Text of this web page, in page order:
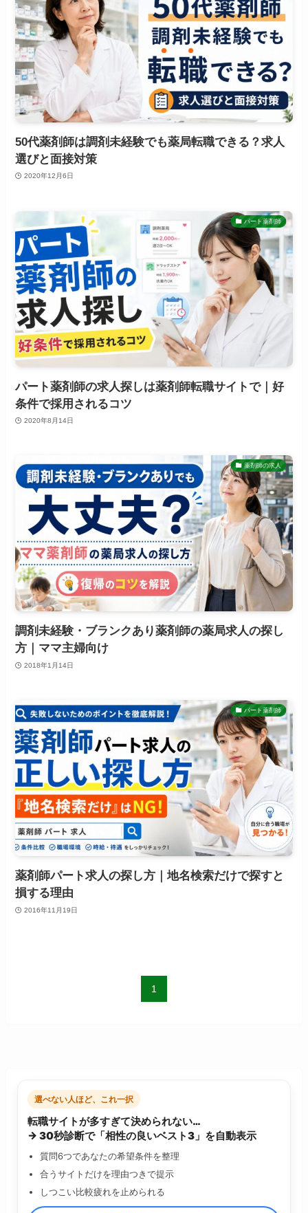
50代薬剤師は調剤未経験でも薬局転職できる？求人
選びと面接対策
2020年12月6日
パート薬剤師
パート薬剤師の求人探しは薬剤師転職サイトで｜好
条件で採用されるコツ
2020年8月14日
薬剤師の求人
調剤未経験・ブランクあり薬剤師の薬局求人の探し
方｜ママ主婦向け
2018年1月14日
パート薬剤師
薬剤師パート求人の探し方｜地名検索だけで探すと
損する理由
2016年11月19日
1
選べない人ほど、これ一択
転職サイトが多すぎて決められない…
→ 30秒診断で「相性の良いベスト3」を自動表示
質問6つであなたの希望条件を整理
合うサイトだけを理由つきで提示
しつこい比較疲れを止められる